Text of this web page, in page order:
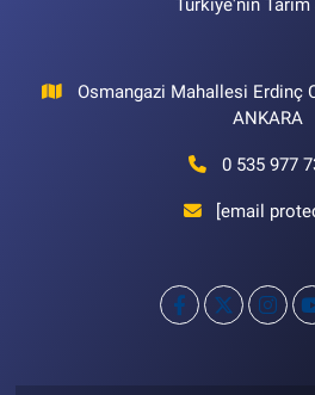
Türkiye'nin
Osmangazi Mahallesi Erdinç
ANKARA
0 535 977
[email